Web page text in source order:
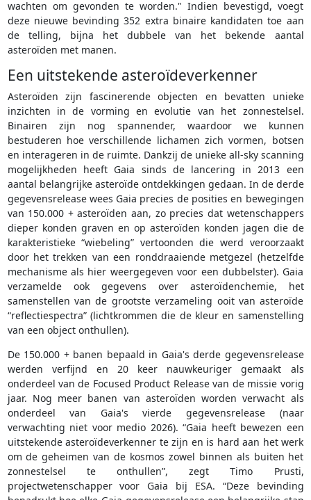
wachten om gevonden te worden." Indien bevestigd, voegt
deze nieuwe bevinding 352 extra binaire kandidaten toe aan
de telling, bijna het dubbele van het bekende aantal
asteroïden met manen.
Een uitstekende asteroïdeverkenner
Asteroïden zijn fascinerende objecten en bevatten unieke
inzichten in de vorming en evolutie van het zonnestelsel.
Binairen zijn nog spannender, waardoor we kunnen
bestuderen hoe verschillende lichamen zich vormen, botsen
en interageren in de ruimte. Dankzij de unieke all-sky scanning
mogelijkheden heeft Gaia sinds de lancering in 2013 een
aantal belangrijke asteroïde ontdekkingen gedaan. In de derde
gegevensrelease wees Gaia precies de posities en bewegingen
van 150.000 + asteroïden aan, zo precies dat wetenschappers
dieper konden graven en op asteroïden konden jagen die de
karakteristieke “wiebeling” vertoonden die werd veroorzaakt
door het trekken van een ronddraaiende metgezel (hetzelfde
mechanisme als hier weergegeven voor een dubbelster). Gaia
verzamelde ook gegevens over asteroïdenchemie, het
samenstellen van de grootste verzameling ooit van asteroïde
“reflectiespectra” (lichtkrommen die de kleur en samenstelling
van een object onthullen).
De 150.000 + banen bepaald in Gaia's derde gegevensrelease
werden verfijnd en 20 keer nauwkeuriger gemaakt als
onderdeel van de Focused Product Release van de missie vorig
jaar. Nog meer banen van asteroïden worden verwacht als
onderdeel van Gaia's vierde gegevensrelease (naar
verwachting niet voor medio 2026). “Gaia heeft bewezen een
uitstekende asteroïdeverkenner te zijn en is hard aan het werk
om de geheimen van de kosmos zowel binnen als buiten het
zonnestelsel te onthullen”, zegt Timo Prusti,
projectwetenschapper voor Gaia bij ESA. “Deze bevinding